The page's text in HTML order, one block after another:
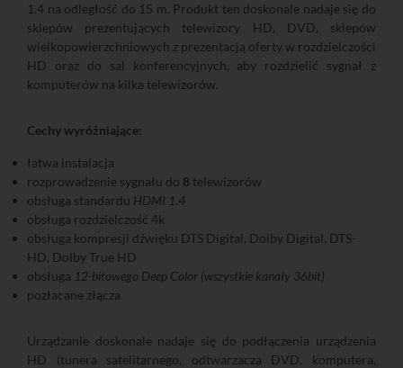
1.4 na odległość do 15 m. Produkt ten doskonale nadaje się do
sklepów prezentujących telewizory HD, DVD, sklepów
wielkopowierzchniowych z prezentacją oferty w rozdzielczości
HD oraz do sal konferencyjnych, aby rozdzielić sygnał z
komputerów na kilka telewizorów.
Cechy wyróżniające:
łatwa instalacja
rozprowadzenie sygnału do 8 telewizorów
obsługa standardu HDMI 1.4
obsługa rozdzielczość 4k
obsługa kompresji dźwięku DTS Digital, Dolby Digital, DTS-
HD, Dolby True HD
obsługa 12-bitowego Deep Color (wszystkie kanały 36bit)
pozłacane złącza
Urządzanie doskonale nadaje się do podłączenia urządzenia
HD (tunera satelitarnego, odtwarzacza DVD, komputera,